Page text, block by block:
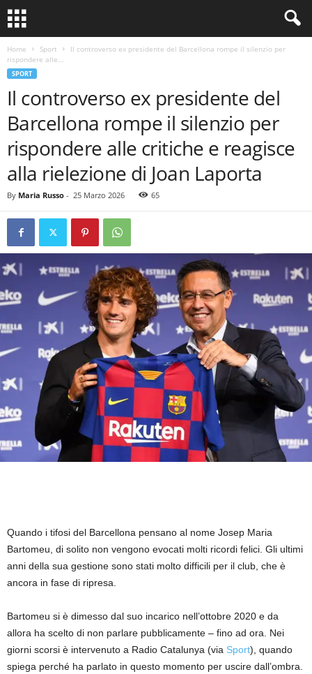
Home Sport
Il controverso ex presidente del Barcellona rompe il silenzio per
rispondere alle...
SPORT
Il controverso ex presidente del
Barcellona rompe il silenzio per
rispondere alle critiche e reagisce
alla rielezione di Joan Laporta
By Maria Russo - 25 Marzo 2026 65
Quando i tifosi del Barcellona pensano al nome Josep Maria
Bartomeu, di solito non vengono evocati molti ricordi felici. Gli ultimi
anni della sua gestione sono stati molto difficili per il club, che è
ancora in fase di ripresa.
Bartomeu si è dimesso dal suo incarico nell’ottobre 2020 e da
allora ha scelto di non parlare pubblicamente – fino ad ora. Nei
giorni scorsi è intervenuto a Radio Catalunya (via Sport), quando
spiega perché ha parlato in questo momento per uscire dall’ombra.